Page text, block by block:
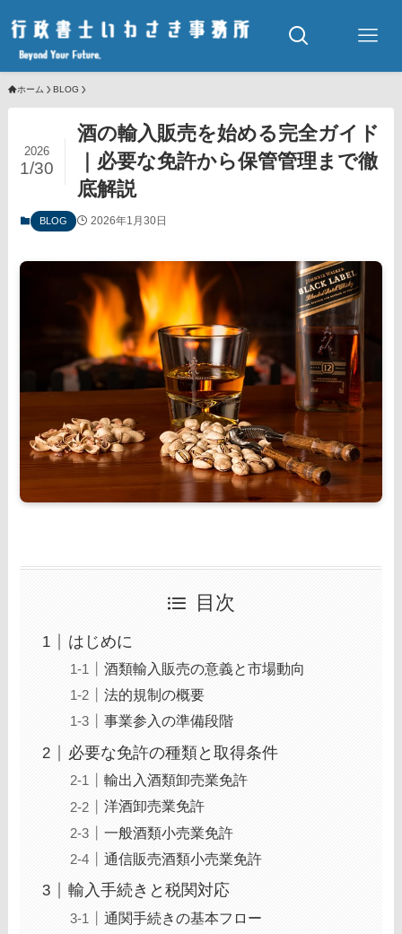
ホーム BLOG
酒の輸入販売を始める完全ガイド
｜必要な免許から保管管理まで徹
底解説
2026
1/30
BLOG 2026年1月30日
目次
はじめに
酒類輸入販売の意義と市場動向
法的規制の概要
事業参入の準備段階
必要な免許の種類と取得条件
輸出入酒類卸売業免許
洋酒卸売業免許
一般酒類小売業免許
通信販売酒類小売業免許
輸入手続きと税関対応
通関手続きの基本フロー